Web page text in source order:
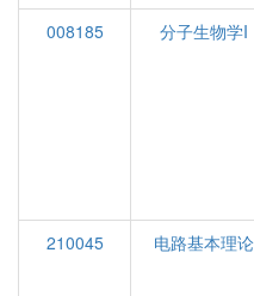
008185
分子生物学I
210045
电路基本理论